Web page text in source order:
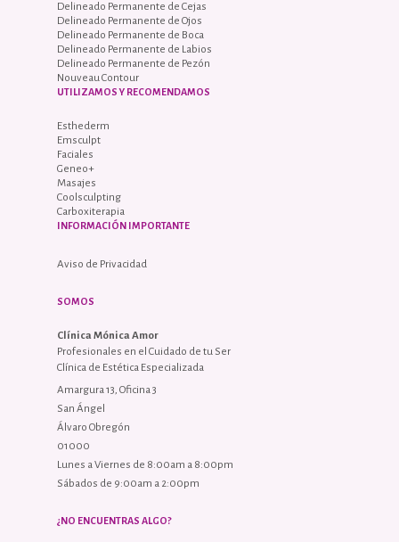
Delineado Permanente de Cejas
Delineado Permanente de Ojos
Delineado Permanente de Boca
Delineado Permanente de Labios
Delineado Permanente de Pezón
Nouveau Contour
UTILIZAMOS Y RECOMENDAMOS
Esthederm
Emsculpt
Faciales
Geneo+
Masajes
Coolsculpting
Carboxiterapia
INFORMACIÓN IMPORTANTE
Aviso de Privacidad
SOMOS
Clínica Mónica Amor
Profesionales en el Cuidado de tu Ser
Clínica de Estética Especializada
Amargura 13, Oficina 3
San Ángel
Álvaro Obregón
01000
Lunes a Viernes de 8:00am a 8:00pm
Sábados de 9:00am a 2:00pm
¿NO ENCUENTRAS ALGO?